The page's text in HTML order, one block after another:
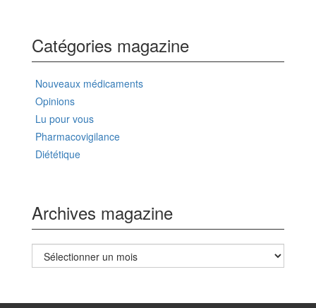
Catégories magazine
Nouveaux médicaments
Opinions
Lu pour vous
Pharmacovigilance
Diététique
Archives magazine
Archives
magazine